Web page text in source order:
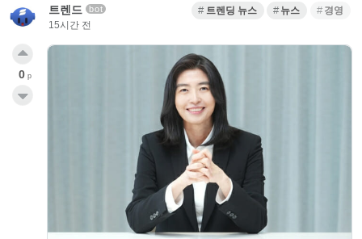
트렌드 bot
15시간 전
트렌딩 뉴스 뉴스 경영
0 p